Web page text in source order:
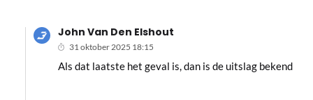
John Van Den Elshout
31 oktober 2025 18:15
Als dat laatste het geval is, dan is de uitslag bekend